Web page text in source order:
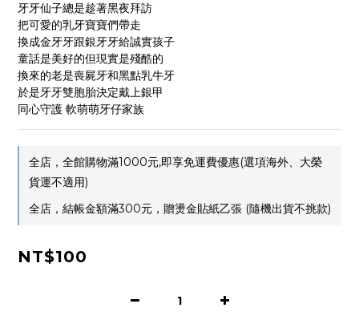
牙牙仙子總是趁著黑夜拜訪
把可愛的乳牙寶寶們帶走
換成金牙牙跟銀牙牙給誠實孩子
童話是美好的但現實是殘酷的
換來的老是喪屍牙和黑點乳牛牙
於是牙牙雙胞胎決定戴上銀甲
同心守護 軟萌萌牙仔家族
全店，全館購物滿1000元,即享免運費優惠(選項海外、大榮
貨運不適用)
全店，結帳金額滿300元，贈燙金貼紙乙張 (隨機出貨不挑款)
NT$100